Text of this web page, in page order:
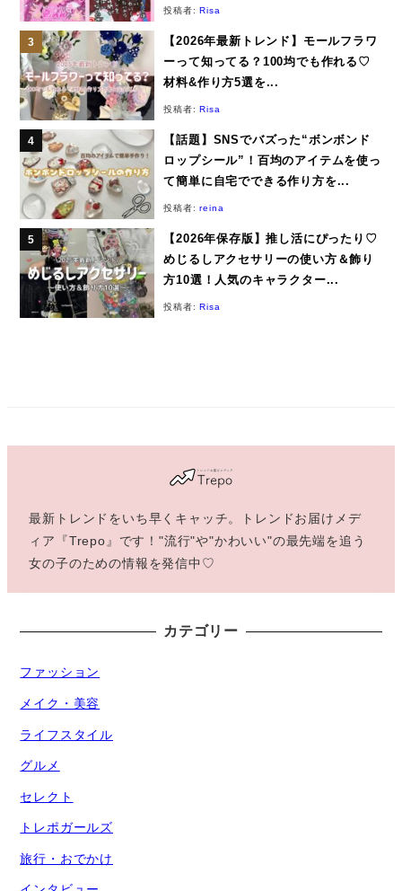
投稿者:Risa
【2026年最新トレンド】モールフラワ
ーって知ってる？100均でも作れる♡
材料&作り方5選を...
投稿者:Risa
【話題】SNSでバズった“ボンボンド
ロップシール”！百均のアイテムを使っ
て簡単に自宅でできる作り方を...
投稿者:reina
【2026年保存版】推し活にぴったり♡
めじるしアクセサリーの使い方＆飾り
方10選！人気のキャラクター...
投稿者:Risa
最新トレンドをいち早くキャッチ。トレンドお届けメデ
ィア『Trepo』です！"流行"や"かわいい"の最先端を追う
女の子のための情報を発信中♡
カテゴリー
ファッション
メイク・美容
ライフスタイル
グルメ
セレクト
トレポガールズ
旅行・おでかけ